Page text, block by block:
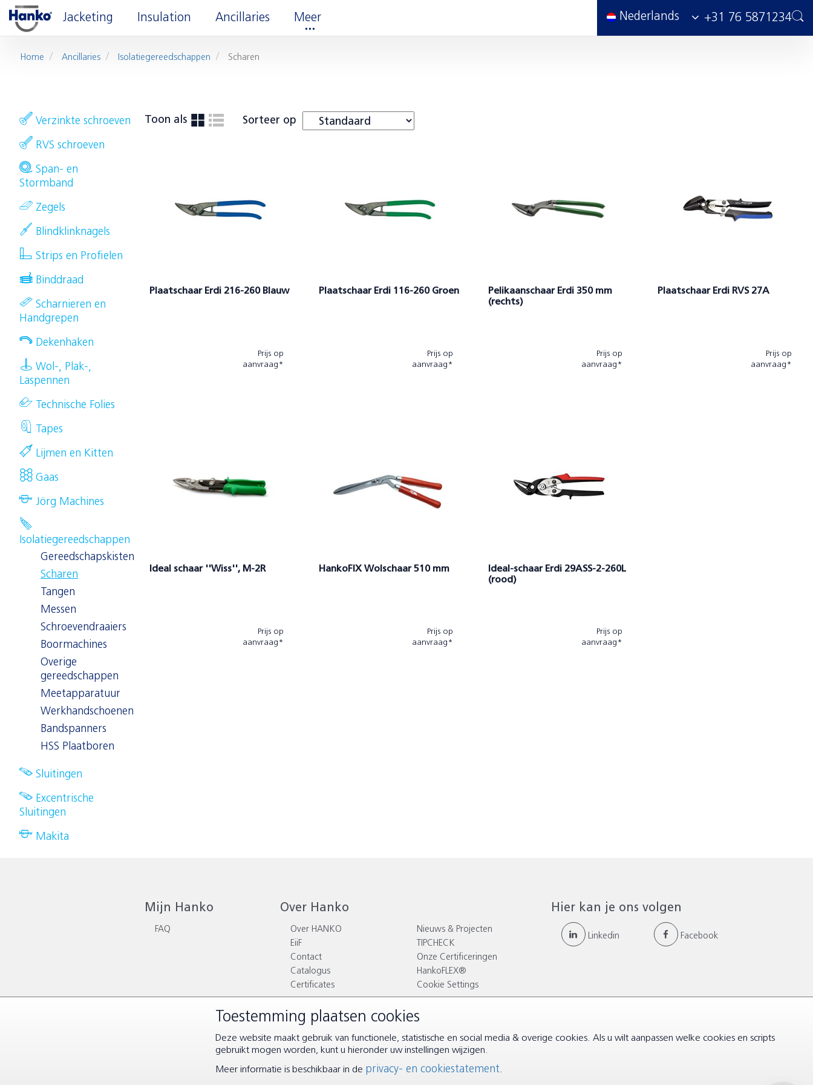
Jacketing Insulation Ancillaries Meer Nederlands +31 76 5871234
Home Ancillaries Isolatiegereedschappen Scharen
Verzinkte schroeven
RVS schroeven
Span- en
Stormband
Zegels
Blindklinknagels
Strips en Profielen
Binddraad
Scharnieren en
Handgrepen
Dekenhaken
Wol-, Plak-,
Laspennen
Technische Folies
Tapes
Lijmen en Kitten
Gaas
Jörg Machines
Isolatiegereedschappen
Gereedschapskisten
Scharen
Tangen
Messen
Schroevendraaiers
Boormachines
Overige
gereedschappen
Meetapparatuur
Werkhandschoenen
Bandspanners
HSS Plaatboren
Sluitingen
Excentrische
Sluitingen
Makita
Toon als Sorteer op
Plaatschaar Erdi 216-260 Blauw
Prijs op
aanvraag*
Plaatschaar Erdi 116-260 Groen
Prijs op
aanvraag*
Pelikaanschaar Erdi 350 mm
(rechts)
Prijs op
aanvraag*
Plaatschaar Erdi RVS 27A
Prijs op
aanvraag*
Ideal schaar ''Wiss'', M-2R
Prijs op
aanvraag*
HankoFIX Wolschaar 510 mm
Prijs op
aanvraag*
Ideal-schaar Erdi 29ASS-2-260L
(rood)
Prijs op
aanvraag*
Mijn Hanko
FAQ
Over Hanko
Over HANKO
Nieuws & Projecten
EiiF
TIPCHECK
Contact
Onze Certificeringen
Catalogus
HankoFLEX®
Certificates
Cookie Settings
Hier kan je ons volgen
Linkedin Facebook
© Copyright 2026 |Algemene voorwaarden| Disclaimer & Privacy
Toestemming plaatsen cookies
Deze website maakt gebruik van functionele, statistische en social media & overige cookies. Als u wilt aanpassen welke cookies en scripts
gebruikt mogen worden, kunt u hieronder uw instellingen wijzigen.
Meer informatie is beschikbaar in de privacy- en cookiestatement.